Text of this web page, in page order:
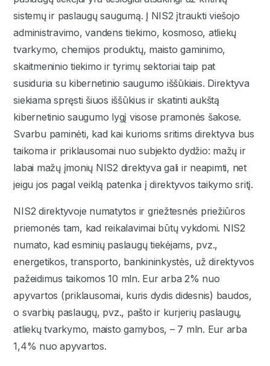
sistemų ir paslaugų saugumą. Į NIS2 įtraukti viešojo
administravimo, vandens tiekimo, kosmoso, atliekų
tvarkymo, chemijos produktų, maisto gaminimo,
skaitmeninio tiekimo ir tyrimų sektoriai taip pat
susiduria su kibernetinio saugumo iššūkiais. Direktyva
siekiama spręsti šiuos iššūkius ir skatinti aukštą
kibernetinio saugumo lygį visose pramonės šakose.
Svarbu paminėti, kad kai kurioms sritims direktyva bus
taikoma ir priklausomai nuo subjekto dydžio: mažų ir
labai mažų įmonių NIS2 direktyva gali ir neapimti, net
jeigu jos pagal veiklą patenka į direktyvos taikymo sritį.
NIS2 direktyvoje numatytos ir griežtesnės priežiūros
priemonės tam, kad reikalavimai būtų vykdomi. NIS2
numato, kad esminių paslaugų tiekėjams, pvz.,
energetikos, transporto, bankininkystės, už direktyvos
pažeidimus taikomos 10 mln. Eur arba 2% nuo
apyvartos (priklausomai, kuris dydis didesnis) baudos,
o svarbių paslaugų, pvz., pašto ir kurjerių paslaugų,
atliekų tvarkymo, maisto gamybos, – 7 mln. Eur arba
1,4% nuo apyvartos.